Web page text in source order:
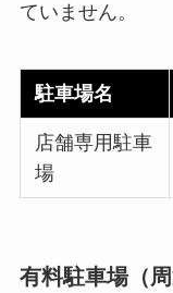
ていません。
駐車場名
店舗専用駐車
場
有料駐車場（